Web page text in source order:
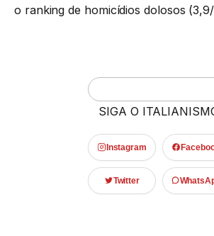
o ranking de homicídios dolosos
SIGA O
Instagram
Twitter